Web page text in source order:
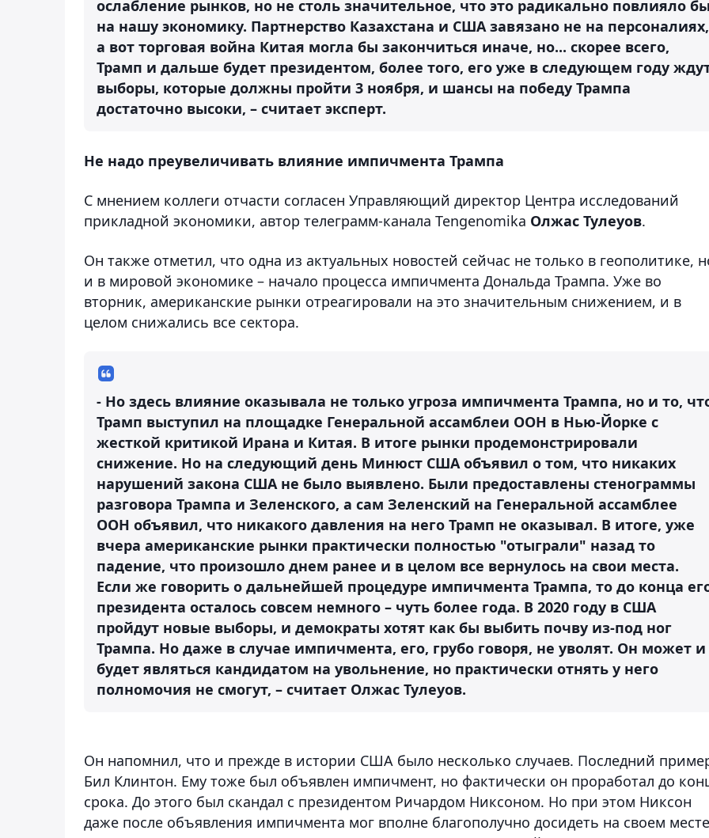
ослабление рынков, но не столь значительное, что это радикально повлияло
на нашу экономику. Партнерство Казахстана и США завязано не на персоналиях,
а вот торговая война Китая могла бы закончиться иначе, но... скорее всего,
Трамп и дальше будет президентом, более того, его уже в следующем году
выборы, которые должны пройти 3 ноября, и шансы на победу Трампа
достаточно высоки, – считает эксперт.
Не надо преувеличивать влияние импичмента Трампа
С мнением коллеги отчасти согласен Управляющий директор Центра исследований
прикладной экономики, автор телеграмм-канала Tengenomika Олжас Тулеуов.
Он также отметил, что одна из актуальных новостей сейчас не только в геополитике,
и в мировой экономике – начало процесса импичмента Дональда Трампа. Уже во
вторник, американские рынки отреагировали на это значительным снижением, и в
целом снижались все сектора.
- Но здесь влияние оказывала не только угроза импичмента Трампа, но и то,
Трамп выступил на площадке Генеральной ассамблеи ООН в Нью-Йорке с
жесткой критикой Ирана и Китая. В итоге рынки продемонстрировали
снижение. Но на следующий день Минюст США объявил о том, что никаких
нарушений закона США не было выявлено. Были предоставлены стенограммы
разговора Трампа и Зеленского, а сам Зеленский на Генеральной ассамблее
ООН объявил, что никакого давления на него Трамп не оказывал. В итоге, уже
вчера американские рынки практически полностью "отыграли" назад то
падение, что произошло днем ранее и в целом все вернулось на свои места.
Если же говорить о дальнейшей процедуре импичмента Трампа, то до конца
президента осталось совсем немного – чуть более года. В 2020 году в США
пройдут новые выборы, и демократы хотят как бы выбить почву из-под ног
Трампа. Но даже в случае импичмента, его, грубо говоря, не уволят. Он может и
будет являться кандидатом на увольнение, но практически отнять у него
полномочия не смогут, – считает Олжас Тулеуов.
Он напомнил, что и прежде в истории США было несколько случаев. Последний
Бил Клинтон. Ему тоже был объявлен импичмент, но фактически он проработал до
срока. До этого был скандал с президентом Ричардом Никсоном. Но при этом Никсон
даже после объявления импичмента мог вполне благополучно досидеть на своем месте